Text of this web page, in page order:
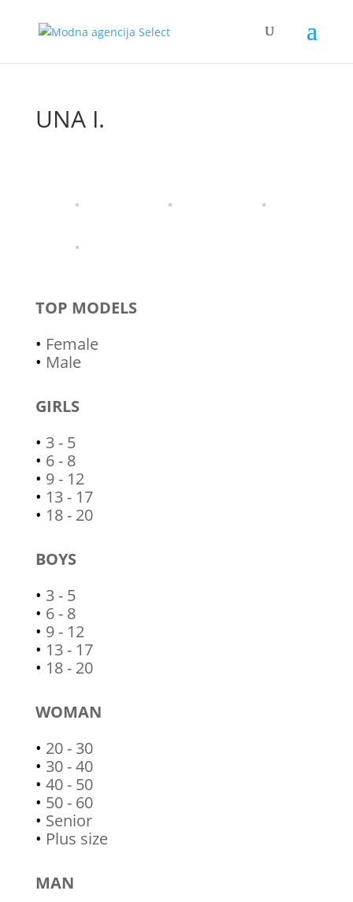
UNA I.
TOP MODELS
• Female
• Male
GIRLS
• 3 - 5
• 6 - 8
• 9 - 12
• 13 - 17
• 18 - 20
BOYS
• 3 - 5
• 6 - 8
• 9 - 12
• 13 - 17
• 18 - 20
WOMAN
• 20 - 30
• 30 - 40
• 40 - 50
• 50 - 60
• Senior
• Plus size
MAN